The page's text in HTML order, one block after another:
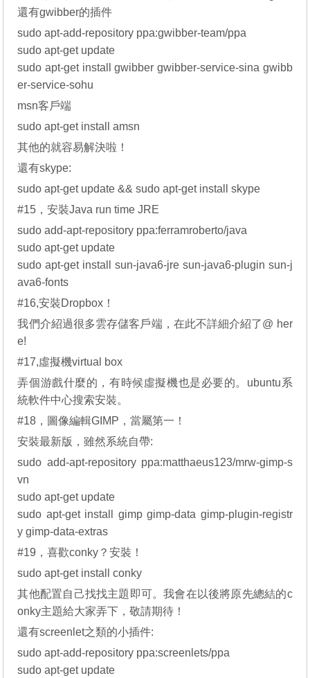
還有gwibber的插件
sudo apt-add-repository ppa:gwibber-team/ppa
sudo apt-get update
sudo apt-get install gwibber gwibber-service-sina gwibb
er-service-sohu
msn客戶端
sudo apt-get install amsn
其他的就容易解決啦！
還有skype:
sudo apt-get update && sudo apt-get install skype
#15，安裝Java run time JRE
sudo add-apt-repository ppa:ferramroberto/java
sudo apt-get update
sudo apt-get install sun-java6-jre sun-java6-plugin sun-j
ava6-fonts
#16,安裝Dropbox！
我們介紹過很多雲存儲客戶端，在此不詳細介紹了@ her
e!
#17,虛擬機virtual box
弄個游戲什麼的，有時候虛擬機也是必要的。ubuntu系
統軟件中心搜索安裝。
#18，圖像編輯GIMP，當屬第一！
安裝最新版，雖然系統自帶:
sudo add-apt-repository ppa:matthaeus123/mrw-gimp-s
vn
sudo apt-get update
sudo apt-get install gimp gimp-data gimp-plugin-registr
y gimp-data-extras
#19，喜歡conky？安裝！
sudo apt-get install conky
其他配置自己找找主題即可。我會在以後將原先總結的c
onky主題給大家弄下，敬請期待！
還有screenlet之類的小插件:
sudo apt-add-repository ppa:screenlets/ppa
sudo apt-get update